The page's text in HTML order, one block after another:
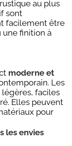
au plus
sont
facilement être
une finition à
moderne et
Les
faciles
Elles peuvent
pour
les envies